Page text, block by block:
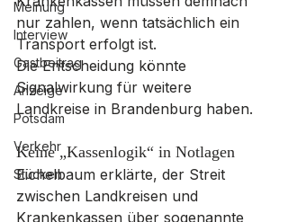
Meinung
Interview
Gastbeitrag
Anzeige
Potsdam
Verkehr
Stücken
nur zahlen, wenn tatsächlich ein
Transport erfolgt ist.
Die Entscheidung könnte
Signalwirkung für weitere
Landkreise in Brandenburg haben.
Keine „Kassenlogik“ in Notlagen
Eichelbaum erklärte, der Streit
zwischen Landkreisen und
Krankenkassen über sogenannte